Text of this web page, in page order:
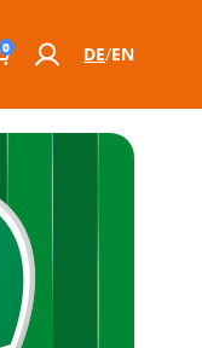
0 DE EN